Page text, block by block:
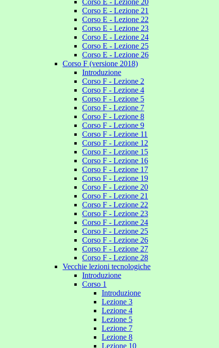
Corso E - Lezione 20
Corso E - Lezione 21
Corso E - Lezione 22
Corso E - Lezione 23
Corso E - Lezione 24
Corso E - Lezione 25
Corso E - Lezione 26
Corso F (versione 2018)
Introduzione
Corso F - Lezione 2
Corso F - Lezione 4
Corso F - Lezione 5
Corso F - Lezione 7
Corso F - Lezione 8
Corso F - Lezione 9
Corso F - Lezione 11
Corso F - Lezione 12
Corso F - Lezione 15
Corso F - Lezione 16
Corso F - Lezione 17
Corso F - Lezione 19
Corso F - Lezione 20
Corso F - Lezione 21
Corso F - Lezione 22
Corso F - Lezione 23
Corso F - Lezione 24
Corso F - Lezione 25
Corso F - Lezione 26
Corso F - Lezione 27
Corso F - Lezione 28
Vecchie lezioni tecnologiche
Introduzione
Corso 1
Introduzione
Lezione 3
Lezione 4
Lezione 5
Lezione 7
Lezione 8
Lezione 10